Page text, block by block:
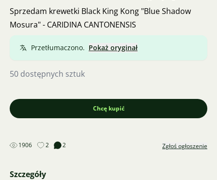
Sprzedam krewetki Black King Kong "Blue Shadow
Mosura" - CARIDINA CANTONENSIS
Przetłumaczono. Pokaż oryginał
50 dostępnych sztuk
Chcę kupić
1906 2 2 Zgłoś ogłoszenie
Szczegóły